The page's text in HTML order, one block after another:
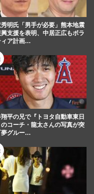
明氏「男手が必要」熊本地震
支援を表明、中居正広もボラ
ィア計画…
平の兄で『トヨタ自動車東日
コーチ・龍太さんの写真が突
夢グルー…